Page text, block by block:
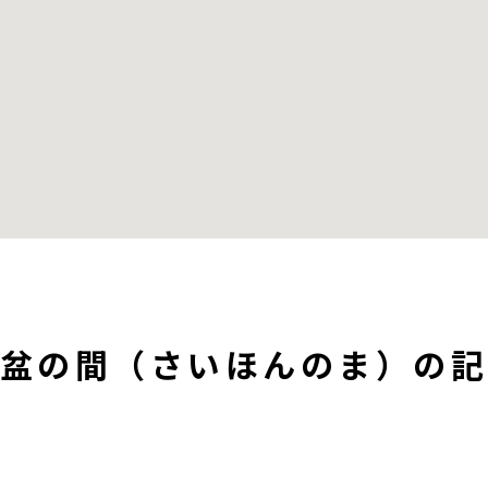
の間（さいほんのま）の